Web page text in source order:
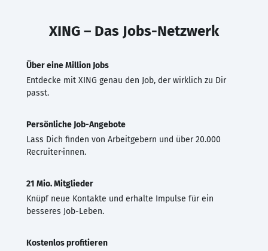
XING – Das Jobs-Netzwerk
Über eine Million Jobs
Entdecke mit XING genau den Job, der wirklich zu Dir
passt.
Persönliche Job-Angebote
Lass Dich finden von Arbeitgebern und über 20.000
Recruiter·innen.
21 Mio. Mitglieder
Knüpf neue Kontakte und erhalte Impulse für ein
besseres Job-Leben.
Kostenlos profitieren